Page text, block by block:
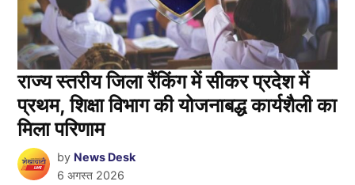
राज्य स्तरीय जिला रैंकिंग में सीकर प्रदेश में
प्रथम, शिक्षा विभाग की योजनाबद्ध कार्यशैली का
मिला परिणाम
by News Desk
6 अगस्त 2026